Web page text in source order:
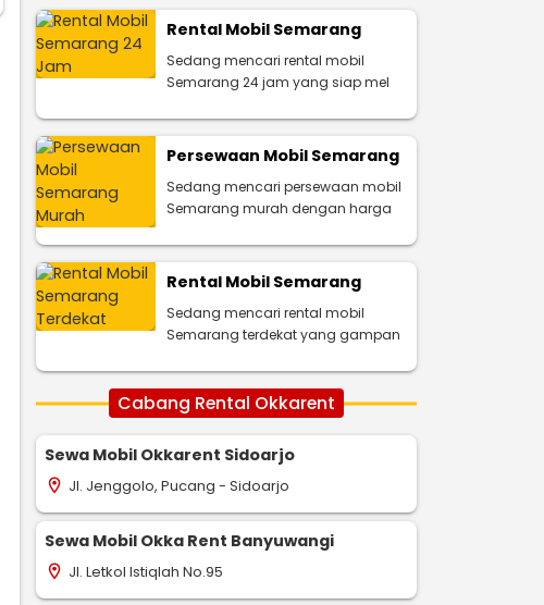
Rental Mobil Semarang
Sedang mencari rental mobil
Semarang 24 jam yang siap mel
Persewaan Mobil Semarang
Sedang mencari persewaan mobil
Semarang murah dengan harga
Rental Mobil Semarang
Sedang mencari rental mobil
Semarang terdekat yang gampan
Cabang Rental Okkarent
Sewa Mobil Okkarent Sidoarjo
location_on Jl. Jenggolo, Pucang - Sidoarjo
Sewa Mobil Okka Rent Banyuwangi
location_on Jl. Letkol Istiqlah No.95